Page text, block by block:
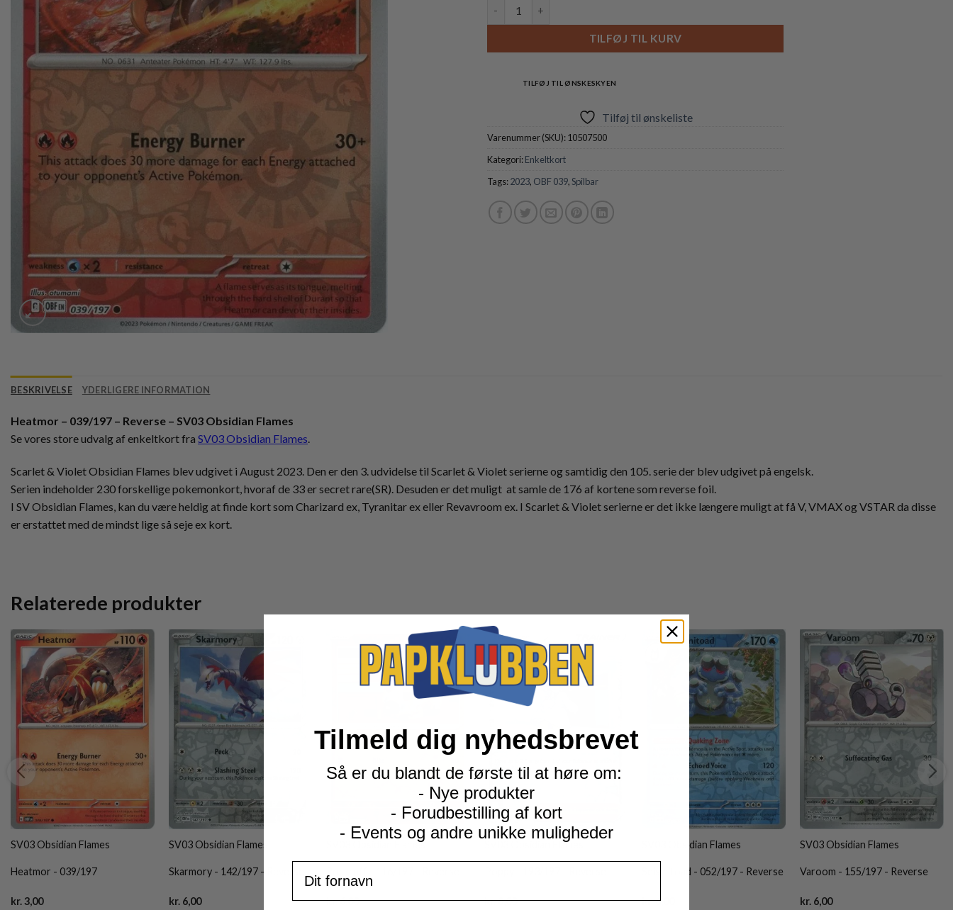
TILFØJ TIL KURV
TILFØJ TIL ØNSKESKYEN
Tilføj til ønskeliste
Varenummer (SKU):10507500
Kategori:Enkeltkort
Tags:2023, OBF 039,Spilbar
BESKRIVELSE YDERLIGERE INFORMATION
Heatmor – 039/197 – Reverse – SV03 Obsidian Flames
Se vores store udvalg af enkeltkort fra SV03 Obsidian Flames.
Scarlet & Violet Obsidian Flames blev udgivet i August 2023. Den er den 3. udvidelse til Scarlet & Violet serierne og samtidig den 105. serie der blev udgivet på engelsk.
Serien indeholder 230 forskellige pokemonkort, hvoraf de 33 er secret rare(SR). Desuden er det muligt at samle de 176 af kortene som reverse foil.
I SV Obsidian Flames, kan du være heldig at finde kort som Charizard ex, Tyranitar ex eller Revavroom ex. I Scarlet & Violet serierne er det ikke længere muligt at få V, VMAX og VSTAR da disse
er erstattet med de mindst lige så seje ex kort.
Relaterede produkter
SV03 Obsidian Flames
Heatmor - 039/197
kr.3,00Current
SV03 Obsidian Flames
Skarmory - 142/197 - Reverse
kr.6,00Current
SV03 Obsidian Flames
kr.6,00Current
SV03 Obsidian Flames
kr.8,00Current
SV03 Obsidian Flames
Seismitoad - 052/197 - Reverse
kr.6,00
SV03 Obsidian Flames
Varoom - 155/197 - Reverse
kr.6,00Current
Tilmeld dig nyhedsbrevet
Så er du blandt de første til at høre om:
- Nye produkter
- Forudbestilling af kort
- Events og andre unikke muligheder